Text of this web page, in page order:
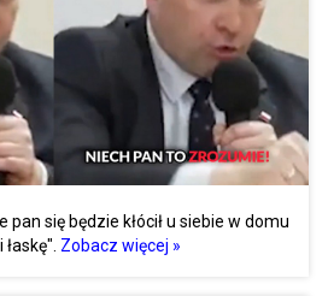
pan się będzie kłócił u siebie w domu
Zobacz więcej »